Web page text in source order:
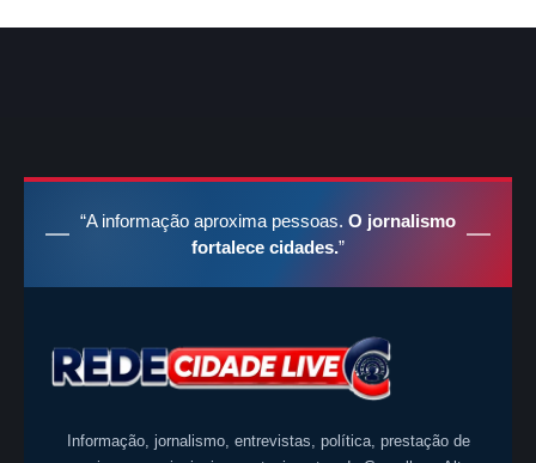
“A informação aproxima pessoas. O jornalismo
fortalece cidades.”
Informação, jornalismo, entrevistas, política, prestação de